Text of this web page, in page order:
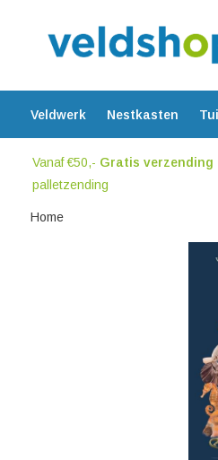
Veldwerk Nestkasten
Vanaf €50,- Gratis verzending
palletzending
Home